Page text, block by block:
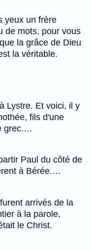
yeux un frère
de mots, pour vous
la grâce de Dieu
la véritable.
Lystre. Et voici, il y
fils d'une
grec.…
Paul du côté de
à Bérée.…
arrivés de la
à la parole,
le Christ.